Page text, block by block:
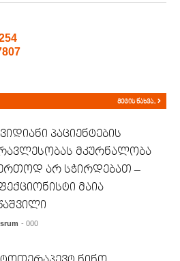
მეტის ნახვა..
პაციენტების
მკურნალობა
არ სჭირდებათ –
მაია
- 000